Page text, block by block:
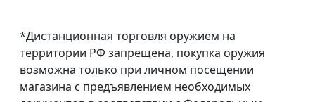
*Дистанционная торговля оружием на
территории РФ запрещена, покупка оружия
возможна только при личном посещении
магазина с предъявлением необходимых